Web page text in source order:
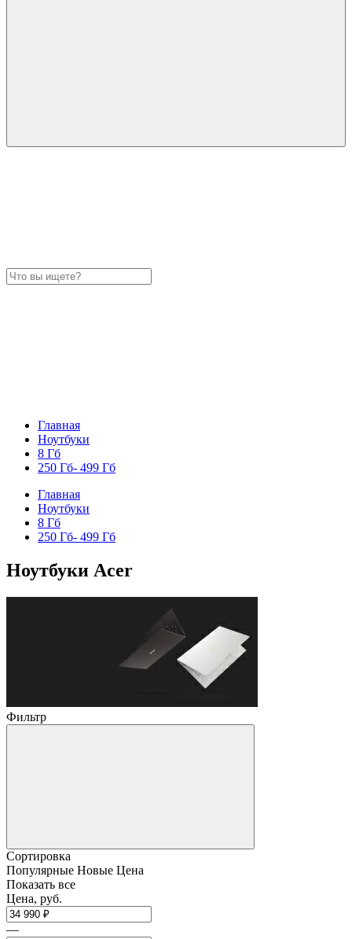
Главная
Ноутбуки
8 Гб
250 Гб- 499 Гб
Главная
Ноутбуки
8 Гб
250 Гб- 499 Гб
Ноутбуки Acer
Фильтр
Сортировка
Популярные Новые Цена
Показать все
Цена, руб.
—